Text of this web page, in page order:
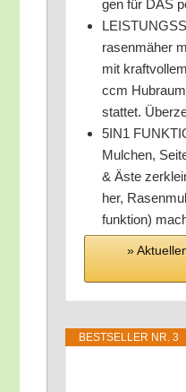
gen für DAS
ra­sen­mä­her
mit
ccm
stat­tet.
5IN1
Mul­chen,
& Äste
her,
funk­ti­on)
»
BEST­SEL­LER NR. 3